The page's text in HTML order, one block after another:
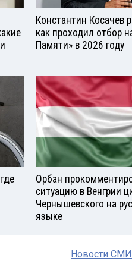
Константин Косачев
как проходил отбор
Памяти» в 2026 году
Орбан
ситуацию в Венгрии
Чернышевского на
языке
Новости